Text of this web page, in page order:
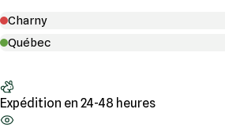
Charny
Québec
Expédition en 24-48 heures